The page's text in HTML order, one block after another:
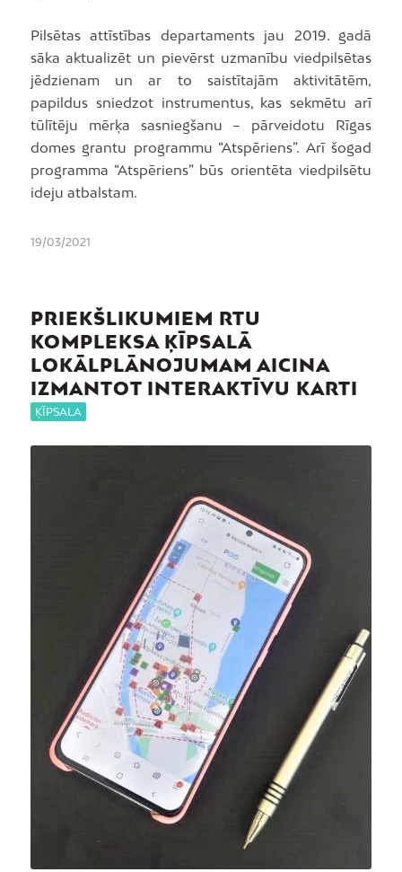
Pilsētas attīstības departaments jau 2019. gadā
sāka aktualizēt un pievērst uzmanību viedpilsētas
jēdzienam un ar to saistītajām aktivitātēm,
papildus sniedzot instrumentus, kas sekmētu arī
tūlītēju mērķa sasniegšanu – pārveidotu Rīgas
domes grantu programmu “Atspēriens”. Arī šogad
programma “Atspēriens” būs orientēta viedpilsētu
ideju atbalstam.
19/03/2021
PRIEKŠLIKUMIEM RTU
KOMPLEKSA ĶĪPSALĀ
LOKĀLPLĀNOJUMAM AICINA
IZMANTOT INTERAKTĪVU KARTI
ĶĪPSALA